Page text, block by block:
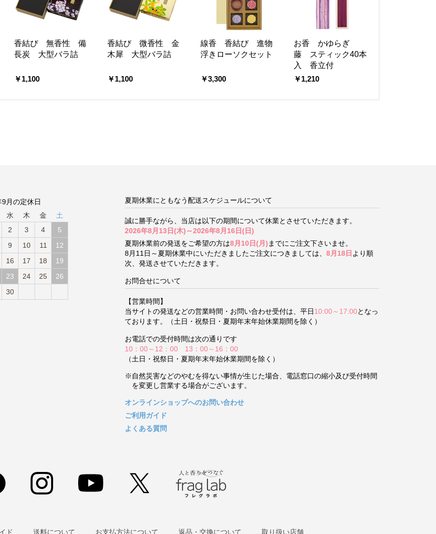
香結び 無香性 備
長炭 大型バラ詰
￥1,100
香結び 微香性 金
木犀 大型バラ詰
￥1,100
線香 香結び 進物
浮きローソクセット
￥3,300
お香 かゆらぎ
藤 スティック40本
入 香立付
￥1,210
月の定休日
水 木 金
土
2 3 4
5
9 10 11
12
16 17 18
19
23 24 25
26
30
夏期休業にともなう配送スケジュールについて
誠に勝手ながら、当店は以下の期間について休業とさせていただきます。
2026年8月13日(木)～2026年8月16日(日)
夏期休業前の発送をご希望の方は8月10日(月)までにご注文下さいませ。
8月11日～夏期休業中にいただきましたご注文につきましては、 8月18日 より順
次、発送させていただきます。
お問合せについて
【営業時間】
当サイトの発送などの営業時間・お問い合わせ受付は、平日10:00～17:00となっ
ております。（土日・祝祭日・夏期年末年始休業期間を除く）
お電話での受付時間は次の通りです
10：00～12：00 13：00～16：00
（土日・祝祭日・夏期年末年始休業期間を除く）
※自然災害などのやむを得ない事情が生じた場合、電話窓口の縮小及び受付時間
を変更し営業する場合がございます。
オンラインショップへのお問い合わせ
ご利用ガイド
よくある質問
ド 送料について お支払方法について 返品・交換について 取り扱い店舗